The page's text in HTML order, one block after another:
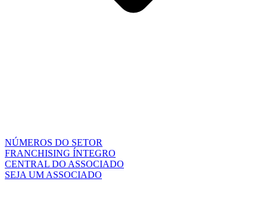
NÚMEROS DO SETOR
FRANCHISING ÍNTEGRO
CENTRAL DO ASSOCIADO
SEJA UM ASSOCIADO